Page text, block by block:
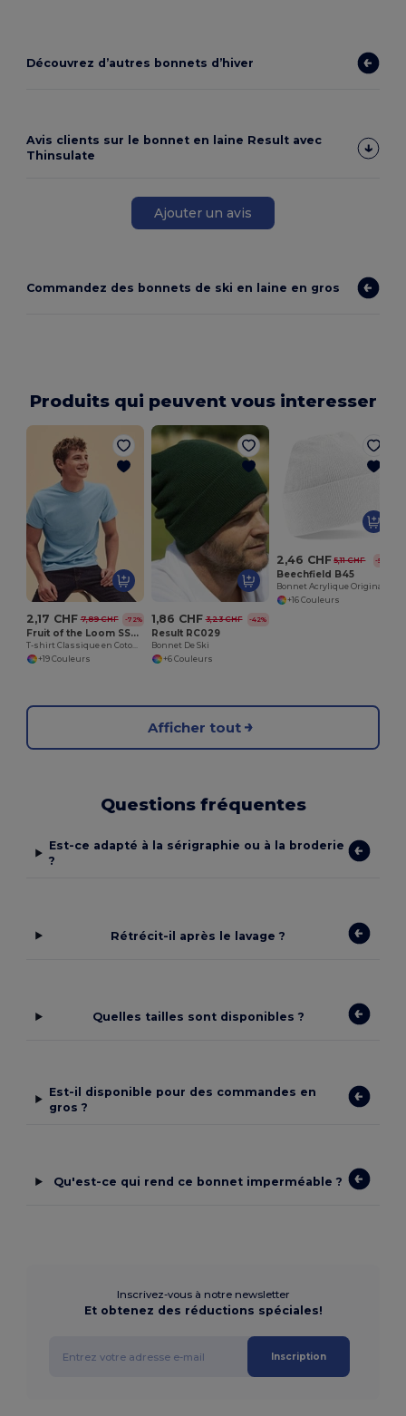
Découvrez d’autres bonnets d’hiver
Avis clients sur le bonnet en laine Result avec
Thinsulate
Ajouter un avis
Commandez des bonnets de ski en laine en gros
Produits qui peuvent vous interesser
2,17 CHF 7,89 CHF -72%
Fruit of the Loom SS048
T-shirt Classique en Coton pour Hommes
+19 Couleurs
1,86 CHF 3,23 CHF -42%
Result RC029
Bonnet De Ski
+6 Couleurs
2,46 CHF 5,11 CHF -52%
Beechfield B45
Bonnet Acrylique Original
+16 Couleurs
Afficher tout
Questions fréquentes
Est-ce adapté à la sérigraphie ou à la broderie
?
Rétrécit-il après le lavage ?
Quelles tailles sont disponibles ?
Est-il disponible pour des commandes en
gros ?
Qu'est-ce qui rend ce bonnet imperméable ?
Inscrivez-vous à notre newsletter
Et obtenez des réductions spéciales!
Inscription